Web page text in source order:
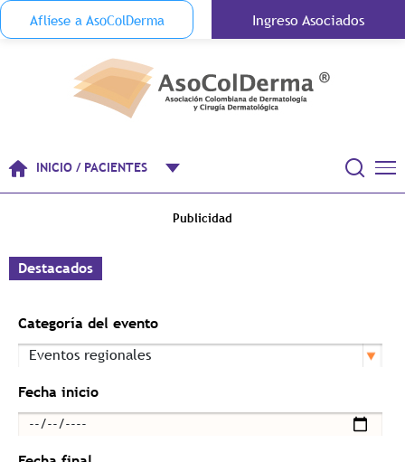
Pasar al contenido principal
Menu Top Anónimo
Aflíese a AsoColDerma Ingreso Asociados
INICIO / PACIENTES
Publicidad
Destacados
Categoría del evento
Fecha inicio